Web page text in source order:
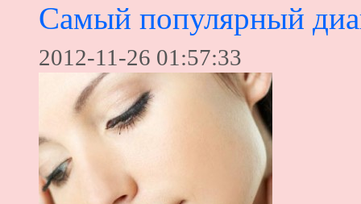
Самый популярный
2012-11-26 01:57:33